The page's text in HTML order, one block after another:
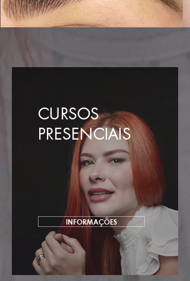
CURSOS
PRESENCIAIS
INFORMAÇÕES